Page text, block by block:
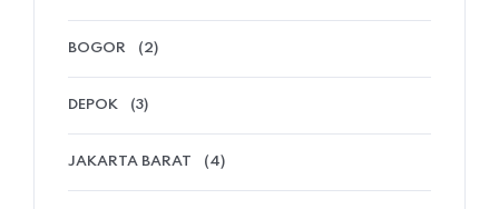
BOGOR (2)
DEPOK (3)
JAKARTA BARAT (4)